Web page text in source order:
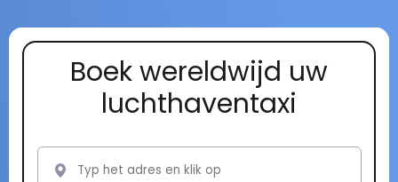
Boek wereldwijd uw
luchthaventaxi